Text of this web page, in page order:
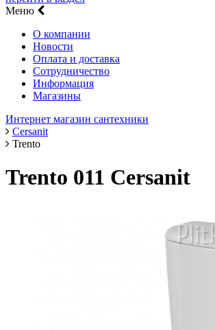
Меню
О компании
Новости
Оплата и доставка
Сотрудничество
Информация
Магазины
Интернет магазин сантехники
Cersanit
Trento
Trento 011 Cersanit